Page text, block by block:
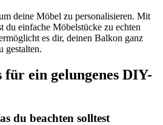
deine Möbel zu personalisieren. Mit
du einfache Möbelstücke zu echten
es dir, deinen Balkon ganz
gestalten.
ein gelungenes DIY-
du beachten solltest